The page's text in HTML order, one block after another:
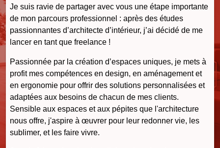
Je suis ravie de partager avec vous une étape importante
de mon parcours professionnel : après des études
passionnantes d’architecte d’intérieur, j’ai décidé de me
lancer en tant que freelance !
Passionnée par la création d’espaces uniques, je mets à
profit mes compétences en design, en aménagement et
en ergonomie pour offrir des solutions personnalisées et
adaptées aux besoins de chacun de mes clients.
Sensible aux espaces et aux pépites que l'architecture
nous offre, j'aspire à œuvrer pour leur redonner vie, les
sublimer, et les faire vivre.